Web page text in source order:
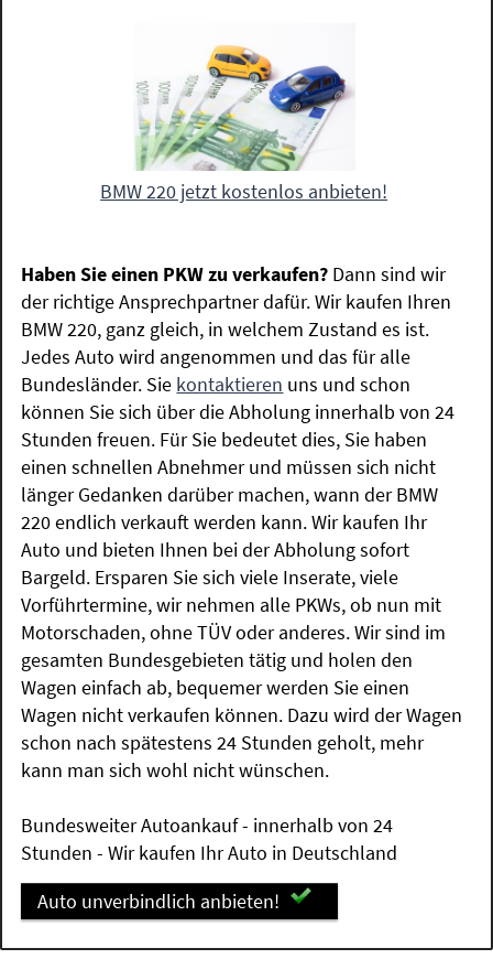
BMW 220 jetzt kostenlos anbieten!
Haben Sie einen PKW zu verkaufen? Dann sind wir
der richtige Ansprechpartner dafür. Wir kaufen Ihren
BMW 220, ganz gleich, in welchem Zustand es ist.
Jedes Auto wird angenommen und das für alle
Bundesländer. Sie kontaktieren uns und schon
können Sie sich über die Abholung innerhalb von 24
Stunden freuen. Für Sie bedeutet dies, Sie haben
einen schnellen Abnehmer und müssen sich nicht
länger Gedanken darüber machen, wann der BMW
220 endlich verkauft werden kann. Wir kaufen Ihr
Auto und bieten Ihnen bei der Abholung sofort
Bargeld. Ersparen Sie sich viele Inserate, viele
Vorführtermine, wir nehmen alle PKWs, ob nun mit
Motorschaden, ohne TÜV oder anderes. Wir sind im
gesamten Bundesgebieten tätig und holen den
Wagen einfach ab, bequemer werden Sie einen
Wagen nicht verkaufen können. Dazu wird der Wagen
schon nach spätestens 24 Stunden geholt, mehr
kann man sich wohl nicht wünschen.
Bundesweiter Autoankauf - innerhalb von 24
Stunden - Wir kaufen Ihr Auto in Deutschland
Auto unverbindlich anbieten!